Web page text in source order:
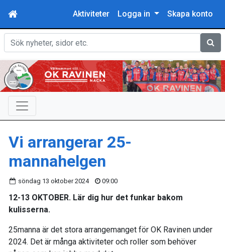
Aktiviteter Logga in Skapa konto
Sök
Vi arrangerar 25-
mannahelgen
söndag 13 oktober 2024 09:00
12-13 OKTOBER. Lär dig hur det funkar bakom
kulisserna.
25manna är det stora arrangemanget för OK Ravinen under
2024. Det är många aktiviteter och roller som behöver